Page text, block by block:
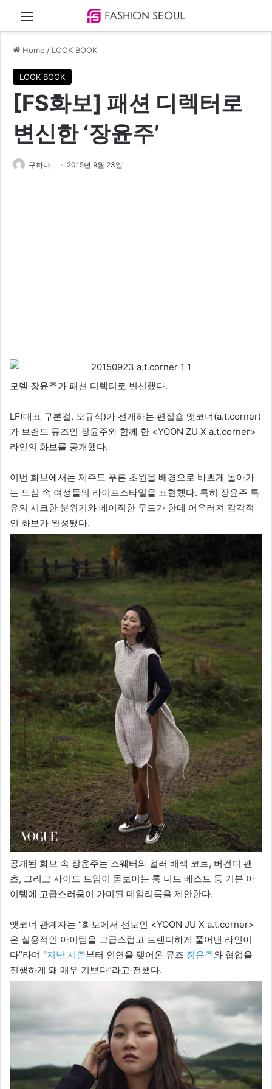
Home / LOOK BOOK
LOOK BOOK
[FS화보] 패션 디렉터로
변신한 ‘장윤주’
구하나 2015년 9월 23일
모델 장윤주가 패션 디렉터로 변신했다.
LF(대표 구본걸, 오규식)가 전개하는 편집숍 앳코너(a.t.corner)
가 브랜드 뮤즈인 장윤주와 함께 한 <YOON ZU X a.t.corner>
라인의 화보를 공개했다.
이번 화보에서는 제주도 푸른 초원을 배경으로 바쁘게 돌아가
는 도심 속 여성들의 라이프스타일을 표현했다. 특히 장윤주 특
유의 시크한 분위기와 베이직한 무드가 한데 어우러져 감각적
인 화보가 완성됐다.
공개된 화보 속 장윤주는 스웨터와 컬러 배색 코트, 버건디 팬
츠, 그리고 사이드 트임이 돋보이는 롱 니트 베스트 등 기본 아
이템에 고급스러움이 가미된 데일리룩을 제안한다.
앳코너 관계자는 “화보에서 선보인 <YOON JU X a.t.corner>
은 실용적인 아이템을 고급스럽고 트렌디하게 풀어낸 라인이
다”라며 “지난 시즌부터 인연을 맺어온 뮤즈 장윤주와 협업을
진행하게 돼 매우 기쁘다”라고 전했다.